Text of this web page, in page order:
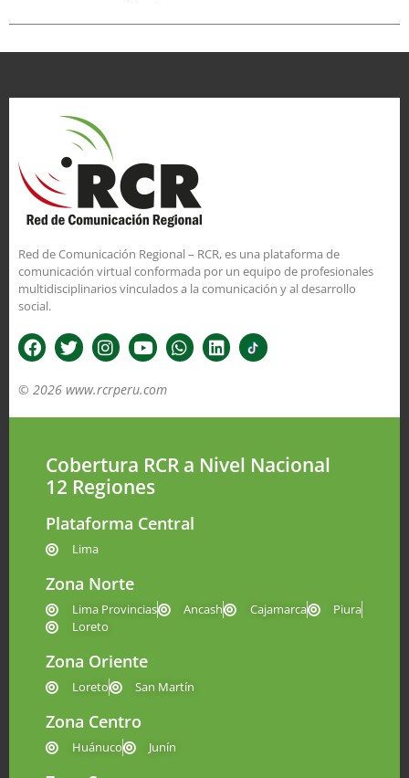
Red de Comunicación Regional – RCR, es una plataforma de
comunicación virtual conformada por un equipo de profesionales
multidisciplinarios vinculados a la comunicación y al desarrollo
social.
© 2026 www.rcrperu.com
Cobertura RCR a Nivel Nacional
12 Regiones
Plataforma Central
Lima
Zona Norte
Lima Provincias Ancash Cajamarca
Piura
Loreto
Zona Oriente
Loreto San Martín
Zona Centro
Huánuco Junín